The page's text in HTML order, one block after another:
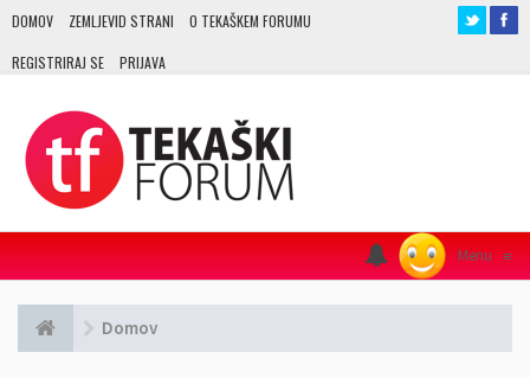
DOMOV ZEMLJEVID STRANI O TEKAŠKEM FORUMU
REGISTRIRAJ SE PRIJAVA
Menu ≡
Domov